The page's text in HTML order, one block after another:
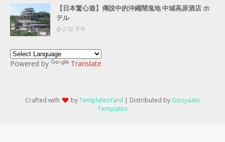
【日本驚心遊】傳說中的沖繩鬧鬼地 中城高原酒店 ホ
テル
2:52 下午
Powered by Translate
Crafted with byTemplatesYard | Distributed by Gooyaabi
Templates